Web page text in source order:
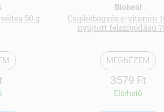
50 g
Bioheal
Csipkebogyós c-vitamin
nyújtott felszívódású
MEGNÉZEM
3579 Ft
Elérhetõ